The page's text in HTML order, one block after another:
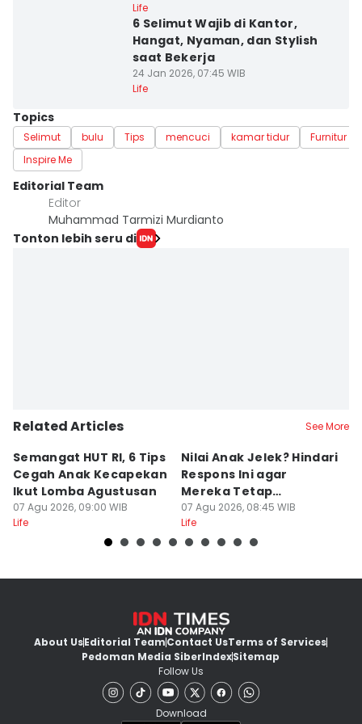
Life
6 Selimut Wajib di Kantor,
Hangat, Nyaman, dan Stylish
saat Bekerja
24 Jan 2026, 07:45 WIB
Life
Topics
Selimut bulu Tips mencuci kamar tidur
Furnitur
Inspire Me
Editorial Team
Editor
Muhammad Tarmizi Murdianto
Tonton lebih seru di
Related Articles See More
Semangat HUT RI, 6 Tips
Cegah Anak Kecapekan
Ikut Lomba Agustusan
07 Agu 2026, 09:00 WIB
Life
Nilai Anak Jelek? Hindari
Respons Ini agar
Mereka Tetap
Semangat Belajar
07 Agu 2026, 08:45 WIB
Life
About UsEditorial TeamContact UsTerms of Services
Pedoman Media SiberIndexSitemap
Follow Us
Download